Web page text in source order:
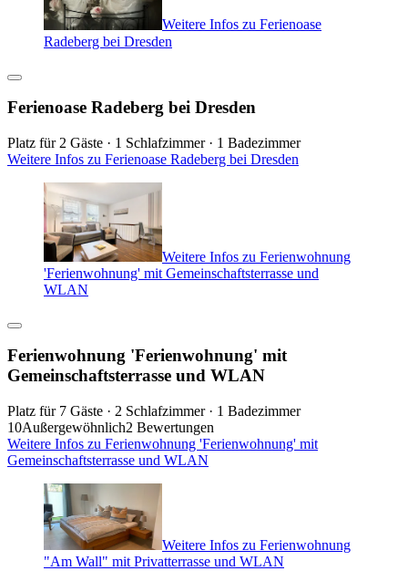
Weitere Infos zu Ferienoase
Radeberg bei Dresden
Ferienoase Radeberg bei Dresden
Platz für 2 Gäste · 1 Schlafzimmer · 1 Badezimmer
Weitere Infos zu Ferienoase Radeberg bei Dresden
Weitere Infos zu Ferienwohnung
'Ferienwohnung' mit Gemeinschaftsterrasse und
WLAN
Ferienwohnung 'Ferienwohnung' mit
Gemeinschaftsterrasse und WLAN
Platz für 7 Gäste · 2 Schlafzimmer · 1 Badezimmer
10Außergewöhnlich2 Bewertungen
Weitere Infos zu Ferienwohnung 'Ferienwohnung' mit
Gemeinschaftsterrasse und WLAN
Weitere Infos zu Ferienwohnung
"Am Wall" mit Privatterrasse und WLAN